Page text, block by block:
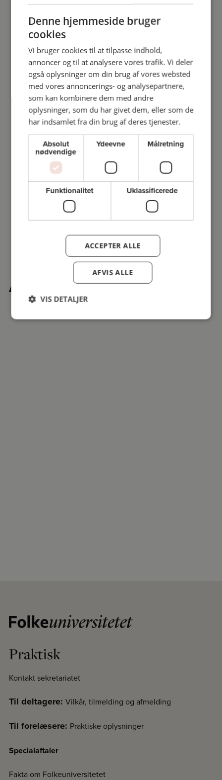
Andre købte også
Praktisk
Kontakt sekretariatet
Til deltagere: Vilkår, tilmelding og afmelding
Til forelæsere: Praktiske oplysninger
Specialaftaler
Fakta om Folkeuniversitetet
Denne hjemmeside bruger
cookies
Vi bruger cookies til at tilpasse indhold,
annoncer og til at analysere vores trafik. Vi deler
også oplysninger om din brug af vores websted
med vores annoncerings- og analysepartnere,
som kan kombinere dem med andre
oplysninger, som du har givet dem, eller som de
har indsamlet fra din brug af deres tjenester.
Absolut
nødvendige
Ydeevne Målretning
Funktionalitet Uklassificerede
ACCEPTER ALLE
AFVIS ALLE
VIS DETALJER